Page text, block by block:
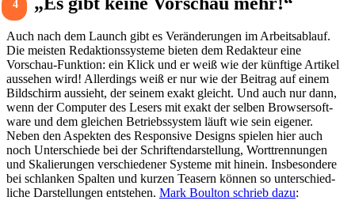
4
Auch nach dem Launch gibt es Verän­de­rungen im Arbeits­ab­lauf.
Die meisten Redak­ti­ons­sys­teme bieten dem Redak­teur eine
Vorschau-Funk­tion: ein Klick und er weiß wie der künf­tige Artikel
aussehen wird! Aller­dings weiß er nur wie der Beitrag auf einem
Bild­schirm aussieht, der seinem exakt gleicht. Und auch nur dann,
wenn der Computer des Lesers mit exakt der selben Brow­ser­soft­
ware und dem glei­chen Betriebs­system läuft wie sein eigener.
Neben den Aspekten des Respon­sive Designs spielen hier auch
noch Unter­schiede bei der Schrif­ten­dar­stel­lung, Wort­tren­nungen
und Skalie­rungen verschie­dener Systeme mit hinein. Insbe­son­dere
bei schlanken Spalten und kurzen Teasern können so unter­schied­
liche Darstel­lungen entstehen. Mark Boulton schrieb dazu: